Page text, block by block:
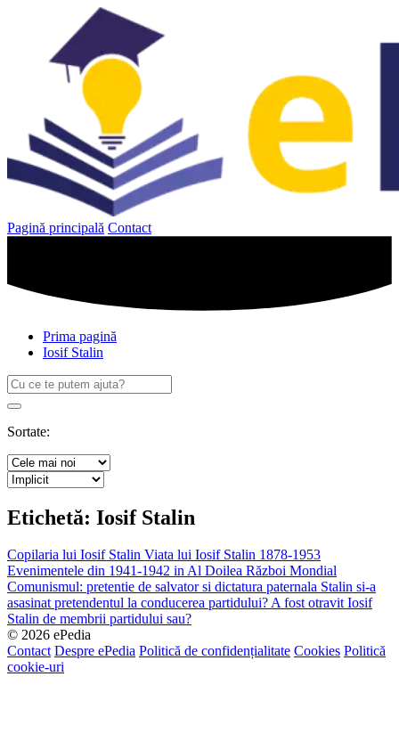
Pagină principală Contact
Prima pagină
Iosif Stalin
Caută
după:
Search
Sortate:
Etichetă: Iosif Stalin
Copilaria lui Iosif Stalin Viata lui Iosif Stalin 1878-1953
Evenimentele din 1941-1942 in Al Doilea Război Mondial
Comunismul: pretentie de salvator si dictatura paternala Stalin si-a
asasinat pretendentul la conducerea partidului?A fost otravit Iosif
Stalin de membrii partidului sau?
© 2026 ePedia
Contact Despre ePedia Politică de confidențialitate Cookies Politică
cookie-uri